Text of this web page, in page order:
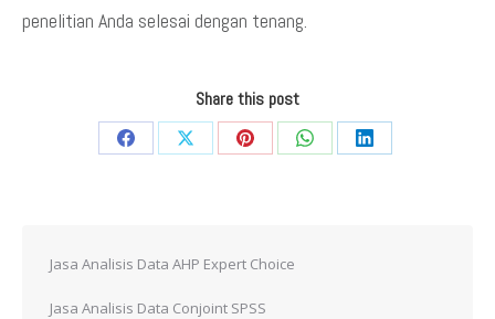
penelitian Anda selesai dengan tenang.
Share this post
Share
Share
Share
Share
Share
Jasa Analisis Data AHP Expert Choice
Jasa Analisis Data Conjoint SPSS